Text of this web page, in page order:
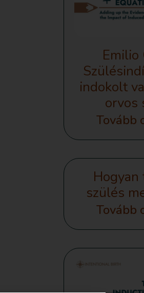
Emilio
indokolt
orvos
Tovább
szülés
Tovább